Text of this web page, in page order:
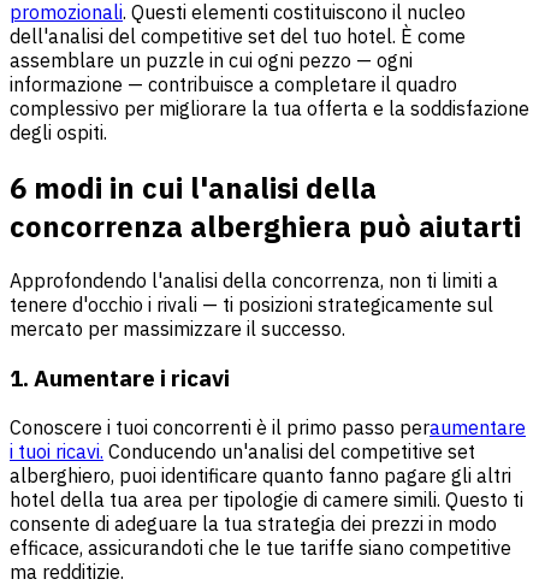
promozionali. Questi elementi costituiscono il nucleo
dell'analisi del competitive set del tuo hotel. È come
assemblare un puzzle in cui ogni pezzo — ogni
informazione — contribuisce a completare il quadro
complessivo per migliorare la tua offerta e la soddisfazione
degli ospiti.
6 modi in cui l'analisi della
concorrenza alberghiera può aiutarti
Approfondendo l'analisi della concorrenza, non ti limiti a
tenere d'occhio i rivali — ti posizioni strategicamente sul
mercato per massimizzare il successo.
1. Aumentare i ricavi
Conoscere i tuoi concorrenti è il primo passo peraumentare
i tuoi ricavi. Conducendo un'analisi del competitive set
alberghiero, puoi identificare quanto fanno pagare gli altri
hotel della tua area per tipologie di camere simili. Questo ti
consente di adeguare la tua strategia dei prezzi in modo
efficace, assicurandoti che le tue tariffe siano competitive
ma redditizie.